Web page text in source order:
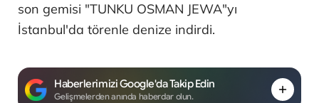
son gemisi "TUNKU OSMAN JEWA"yı
İstanbul'da törenle denize indirdi.
Haberlerimizi Google'da Takip Edin
Gelişmelerden anında haberdar olun.